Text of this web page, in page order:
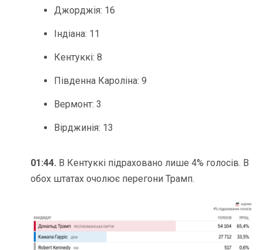
Джорджія: 16
Індіана: 11
Кентуккі: 8
Південна Кароліна: 9
Вермонт: 3
Вірджинія: 13
01:44. В Кентуккі підраховано лише 4% голосів. В
обох штатах очолює перегони Трамп.